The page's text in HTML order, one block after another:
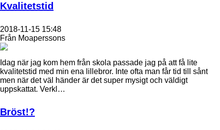
Kvalitetstid
2018-11-15 15:48
Från Moaperssons
Idag när jag kom hem från skola passade jag på att få lite
kvalitetstid med min ena lillebror. Inte ofta man får tid till sånt
men när det väl händer är det super mysigt och väldigt
uppskattat. Verkl…
Bröst!?